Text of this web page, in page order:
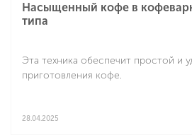
Насыщенный кофе в
типа
Эта техника обеспечит простой и
приготовления кофе.
28.04.2025